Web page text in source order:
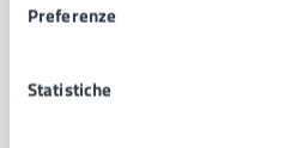
Preferenze
Statistiche
Personale amministrativo
Intranet, posta aziendale e protocollo